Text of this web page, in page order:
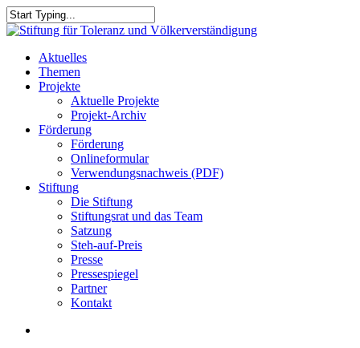
Skip
to
content
Close
search
Menu
Aktuelles
Themen
Projekte
Aktuelle Projekte
Projekt-Archiv
Förderung
Förderung
Onlineformular
Verwendungsnachweis (PDF)
Stiftung
Die Stiftung
Stiftungsrat und das Team
Satzung
Steh-auf-Preis
Presse
Pressespiegel
Partner
Kontakt